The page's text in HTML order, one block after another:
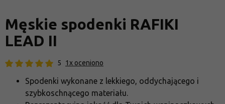
Męskie spodenki RAFIKI
LEAD II
5 1x oceniono
Spodenki wykonane z lekkiego, oddychającego i
szybkoschnącego materiału.